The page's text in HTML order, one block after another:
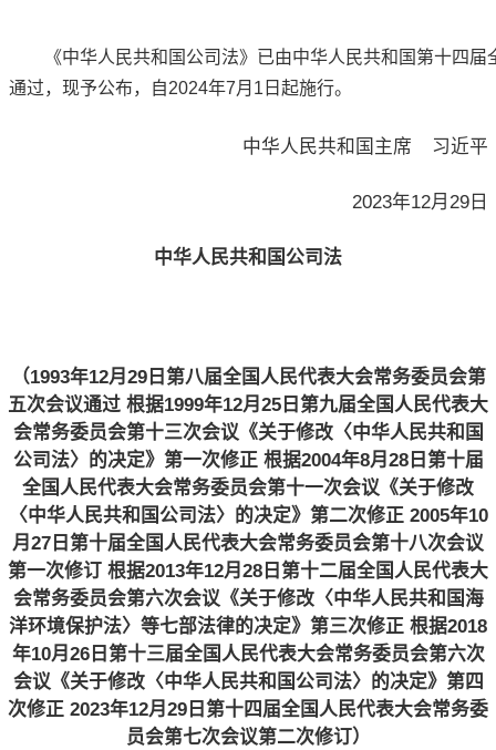
《中华人民共和国公司法》已由中华人民共和国第十四
通过，现予公布，自2024年7月1日起施行。
中华人民共和国主席 习近平
2023年12月29日
中华人民共和国公司法
（1993年12月29日第八届全国人民代表大会常务委员会第
五次会议通过 根据1999年12月25日第九届全国人民代表大
会常务委员会第十三次会议《关于修改〈中华人民共和国
公司法〉的决定》 第一次修正 根据2004年8月28日第十届
全国人民代表大会常务委员会第十一次会议 《关于修改
〈中华人民共和国公司法〉的决定》 第二次修正 2005年10
月27日第十届全国人民代表大会常务委员会第十八次会议
第一次修订 根据2013年12月28日第十二届全国人民代表大
会常务委员会第六次会议《关于修改〈中华人民共和国海
洋环境保护法〉等七部法律的决定》 第三次修正 根据2018
年10月26日第十三届全国人民代表大会常务委员会第六次
会议《关于修改〈中华人民共和国公司法〉的决定》 第四
次修正 2023年12月29日第十四届全国人民代表大会常务委
员会第七次会议第二次修订）